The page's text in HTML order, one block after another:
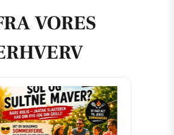
VORES